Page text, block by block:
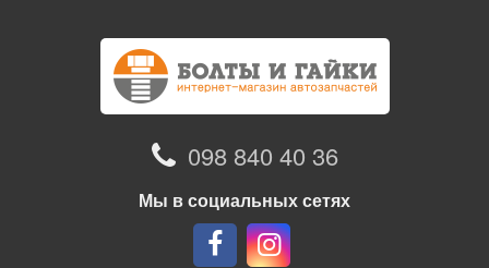
098 840 40 36
Мы в социальных сетях